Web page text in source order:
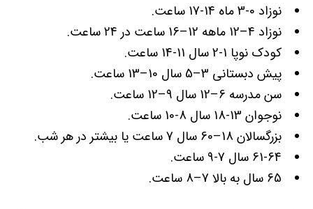
نوزاد 0-3 ماه 14-17 ساعت.
نوزاد 4–12 ماهه 12–16 ساعت در 24 ساعت.
کودک نوپا 1-2 سال 11-14 ساعت.
پیش دبستانی 3–5 سال 10–13 ساعت.
سن مدرسه 6–12 سال 9–12 ساعت.
نوجوان 13-18 سال 8-10 ساعت.
بزرگسالان 18–60 سال 7 ساعت یا بیشتر در هر شب.
61-64 سال 7-9 ساعت.
65 سال به بالا 7–8 ساعت.